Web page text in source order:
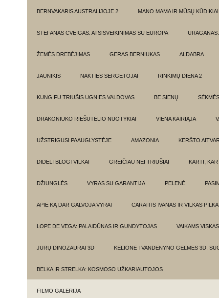
BERNVAKARIS AUSTRALIJOJE 2 MANO MAMA IR MŪSŲ KŪDIKIAI
STEFANAS CVEIGAS: ATSISVEIKINIMAS SU EUROPA
ŽEMĖS DREBĖJIMAS GERAS BERNIUKAS ALDABRA
JAUNIKIS NAKTIES SERGĖTOJAI RINKIMŲ DIENA 2
KUNG FU TRIUŠIS UGNIES VALDOVAS BE SIENŲ
DRAKONIUKO RIEŠUTĖLIO NUOTYKIAI VIENA KAIRIĄJA
UŽSTRIGUSI PAAUGLYSTĖJE AMAZONIA KERŠTO
DIDELI BLOGI VILKAI GREIČIAU NEI TRIUŠIAI KARTI,
DŽIUNGLĖS VYRAS SU GARANTIJA PELENĖ
APIE KĄ DAR GALVOJA VYRAI CARAITIS IVANAS IR VILKAS
LOPE DE VEGA: PALAIDŪNAS IR GUNDYTOJAS VAIKAMS
JŪRŲ DINOZAURAI 3D KELIONE I VANDENYNO GELMES 3D.
BELKA IR STRELKA: KOSMOSO UŽKARIAUTOJOS
FILMO GALERIJA